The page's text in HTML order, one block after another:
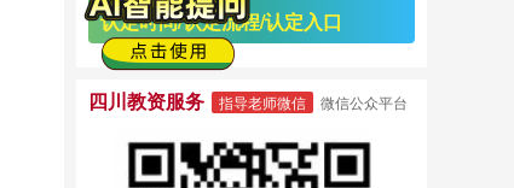
认定时间/认定流程/认定入口
四川教资服务 指导老师微信 微信公众平台